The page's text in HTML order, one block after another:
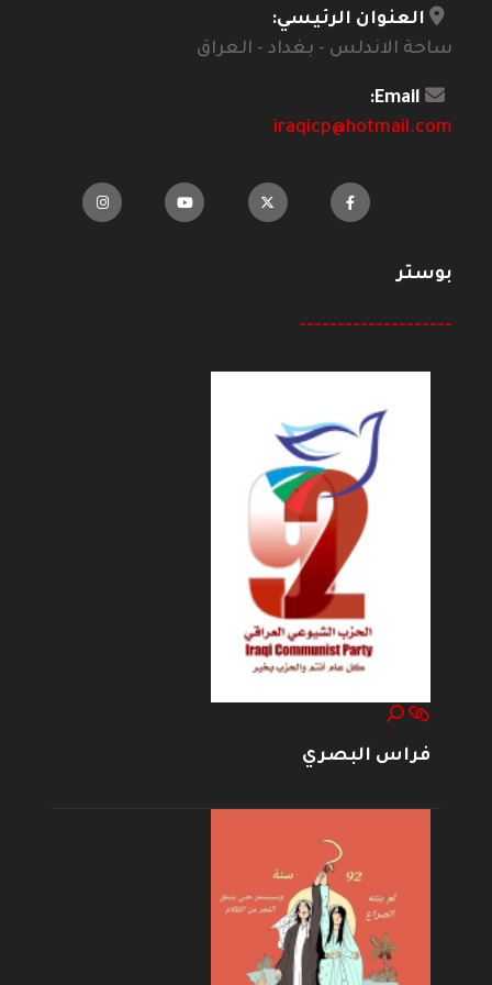
العنوان الرئيسي:
ساحة الاندلس - بغداد - العراق
Email:
iraqicp@hotmail.com
بوستر
--------------------
فراس البصري